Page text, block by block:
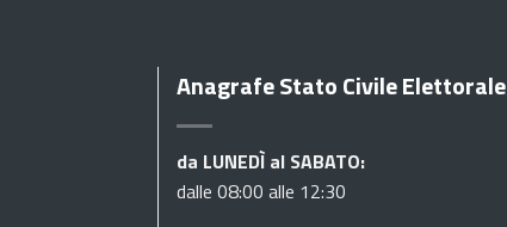
Anagrafe Stato Civile Elettorale
da LUNEDÌ al SABATO:
dalle 08:00 alle 12:30